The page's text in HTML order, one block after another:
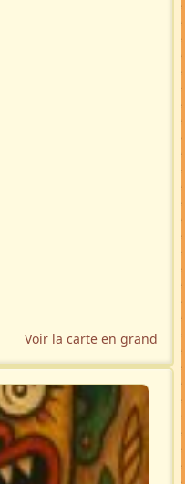
Voir la carte en grand